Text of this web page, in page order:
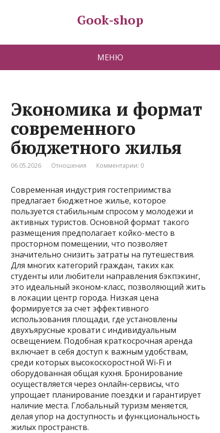
Gook-shop
МЕНЮ
Экономика и формат
современного
бюджетного жилья
06.05.2026 Отношения Комментарии: 0
Современная индустрия гостеприимства
предлагает бюджетное жилье, которое
пользуется стабильным спросом у молодежи и
активных туристов. Основной формат такого
размещения предполагает койко-место в
просторном помещении, что позволяет
значительно снизить затраты на путешествия.
Для многих категорий граждан, таких как
студенты или любители направления бэкпэкинг,
это идеальный эконом-класс, позволяющий жить
в локации центр города. Низкая цена
формируется за счет эффективного
использования площади, где установлены
двухъярусные кровати с индивидуальным
освещением. Подобная краткосрочная аренда
включает в себя доступ к важным удобствам,
среди которых высокоскоростной Wi-Fi и
оборудованная общая кухня. Бронирование
осуществляется через онлайн-сервисы, что
упрощает планирование поездки и гарантирует
наличие места. Глобальный туризм меняется,
делая упор на доступность и функциональность
жилых пространств.